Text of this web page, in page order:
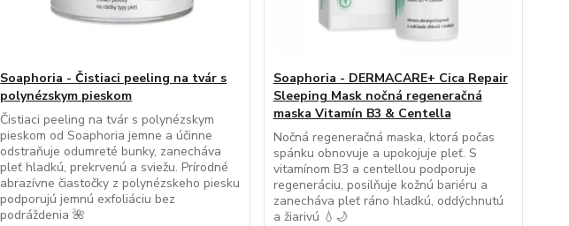
Soaphoria - Čistiaci peeling na tvár s
polynézskym pieskom
Čistiaci peeling na tvár s polynézskym
pieskom od Soaphoria jemne a účinne
odstraňuje odumreté bunky, zanecháva
pleť hladkú, prekrvenú a sviežu. Prírodné
abrazívne čiastočky z polynézskeho piesku
podporujú jemnú exfoliáciu bez
podráždenia 🌺
Soaphoria - DERMACARE+ Cica Repair
Sleeping Mask nočná regeneračná
maska Vitamín B3 & Centella
Nočná regeneračná maska, ktorá počas
spánku obnovuje a upokojuje pleť. S
vitamínom B3 a centellou podporuje
regeneráciu, posilňuje kožnú bariéru a
zanecháva pleť ráno hladkú, oddýchnutú
a žiarivú 💧🌙